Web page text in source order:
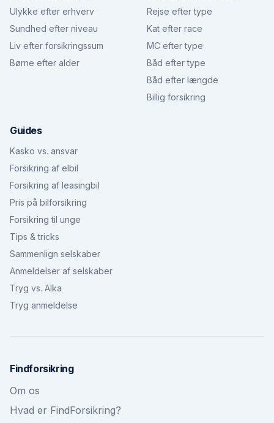
Ulykke efter erhverv
Sundhed efter niveau
Liv efter forsikringssum
Børne efter alder
Rejse efter type
Kat efter race
MC efter type
Båd efter type
Båd efter længde
Billig forsikring
Guides
Kasko vs. ansvar
Forsikring af elbil
Forsikring af leasingbil
Pris på bilforsikring
Forsikring til unge
Tips & tricks
Sammenlign selskaber
Anmeldelser af selskaber
Tryg vs. Alka
Tryg anmeldelse
Findforsikring
Om os
Hvad er FindForsikring?